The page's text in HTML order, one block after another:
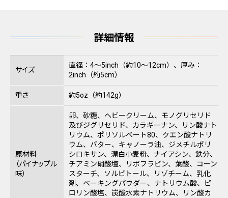
詳細情報
サイズ
直径：4〜5inch（約10〜12cm）、厚み：
2inch（約5cm）
重さ 約5oz（約142g）
原材料
（パイナップル
味）
卵、砂糖、ヘビークリーム、モノグリセリド
及びジグリセリド、カラギーナン、リン酸ナト
リウム、ポリソルベート80、クエン酸ナトリ
ウム、バター、キャノーラ油、ジメチルポリ
シロキサン、漂白小麦粉、ナイアシン、鉄分、
チアミン硝酸塩、リボフラビン、葉酸、コーン
スターチ、ソルビトール、リゾチーム、乳化
剤、ベーキングパウダー、ナトリウム酸、ピ
ロリン酸塩、炭酸水素ナトリウム、リン酸カ